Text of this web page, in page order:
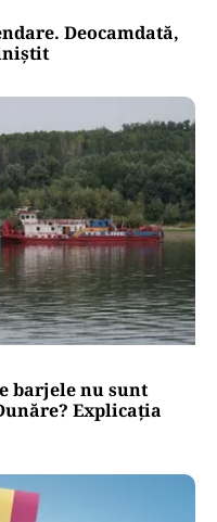
Deocamdată,
barjele nu sunt
Explicația